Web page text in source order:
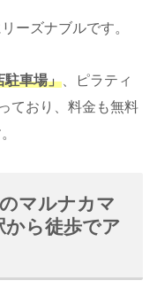
ーズナブルです。
駐車場」 、ピラティ
ており、料金も無料
マルナカマ
から徒歩でア